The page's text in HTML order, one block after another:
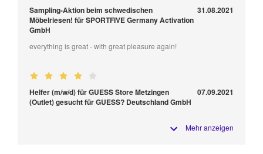
Sampling-Aktion beim schwedischen
Möbelriesen! für SPORTFIVE Germany Activation
GmbH
31.08.2021
everything is great - with great pleasure again!
Helfer (m/w/d) für GUESS Store Metzingen
(Outlet) gesucht für GUESS? Deutschland GmbH
07.09.2021
Mehr anzeigen